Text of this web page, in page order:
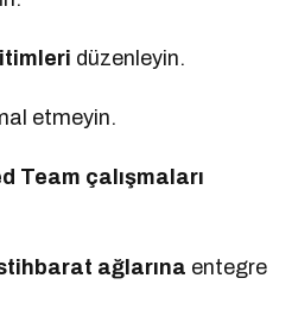
düzenleyin.
etmeyin.
Team çalışmaları
ağlarına entegre